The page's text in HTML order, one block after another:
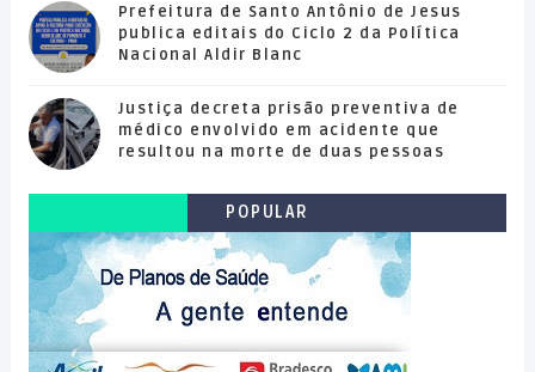
Prefeitura de Santo Antônio de Jesus
publica editais do Ciclo 2 da Política
Nacional Aldir Blanc
Justiça decreta prisão preventiva de
médico envolvido em acidente que
resultou na morte de duas pessoas
POPULAR